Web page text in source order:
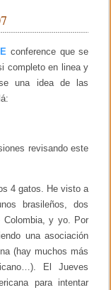
M
E
conference que se
completo en linea y
una idea de las
revisando este
4 gatos. He visto a
brasileños, dos
Colombia, y yo. Por
una asociación
(hay muchos más
El Jueves
para intentar